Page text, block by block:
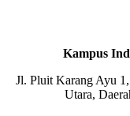
Kampus
Jl. Pluit Karang Ayu
Utara,